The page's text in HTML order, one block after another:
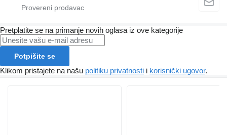
Pretplatite se na primanje novih oglasa iz ove kategorije
Potpišite se
Klikom pristajete na našu politiku privatnosti i korisnički ugovor.